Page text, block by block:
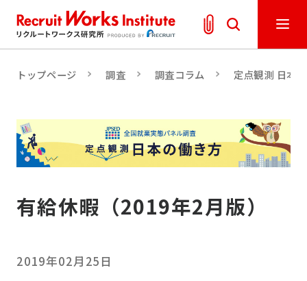
トップページ 調査 調査コラム 定点観測 日本
有給休暇（2019年2月版）
2019年02月25日